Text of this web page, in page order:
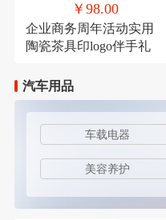
￥98.00
企业商务周年活动实用
陶瓷茶具印logo伴手礼
汽车用品
车载电器
美容养护